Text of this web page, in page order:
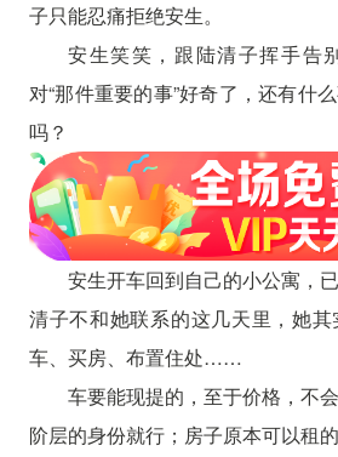
子只能忍痛拒绝安生。
安生笑笑，跟陆清子挥手告
对“那件重要的事”好奇了，还有什
吗？
安生开车回到自己的小公寓，
清子不和她联系的这几天里，她
车、买房、布置住处……
车要能现提的，至于价格，不
阶层的身份就行；房子原本可以租